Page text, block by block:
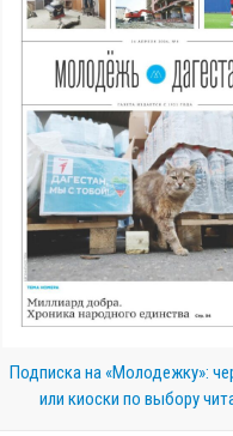
Подписка на «Молодежку»:
или киоски по выбору